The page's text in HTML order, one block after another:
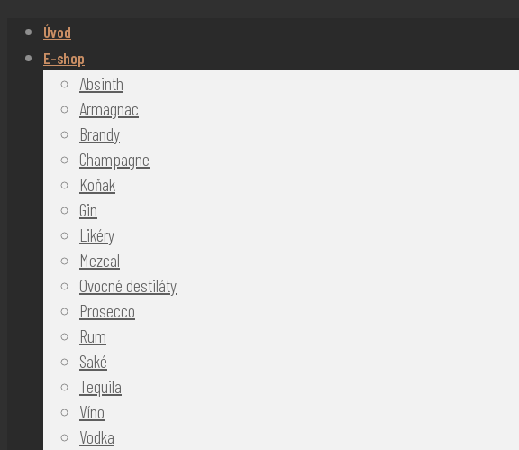
Úvod
E-shop
Absinth
Armagnac
Brandy
Champagne
Koňak
Gin
Likéry
Mezcal
Ovocné destiláty
Prosecco
Rum
Saké
Tequila
Víno
Vodka